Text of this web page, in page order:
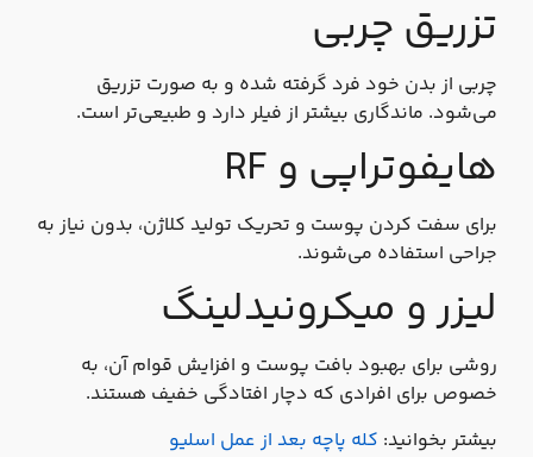
تزریق چربی
چربی از بدن خود فرد گرفته شده و به صورت تزریق
می‌شود. ماندگاری بیشتر از فیلر دارد و طبیعی‌تر است.
هایفوتراپی و RF
برای سفت‌ کردن پوست و تحریک تولید کلاژن، بدون نیاز به
جراحی استفاده می‌شوند.
لیزر و میکرونیدلینگ
روشی برای بهبود بافت پوست و افزایش قوام آن، به‌
خصوص برای افرادی که دچار افتادگی خفیف هستند.
بیشتر بخوانید:کله‌ پاچه بعد از عمل اسلیو